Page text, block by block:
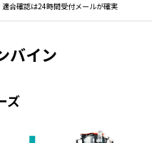
適合確認は24時間受付メールが確実
バイン
ズ